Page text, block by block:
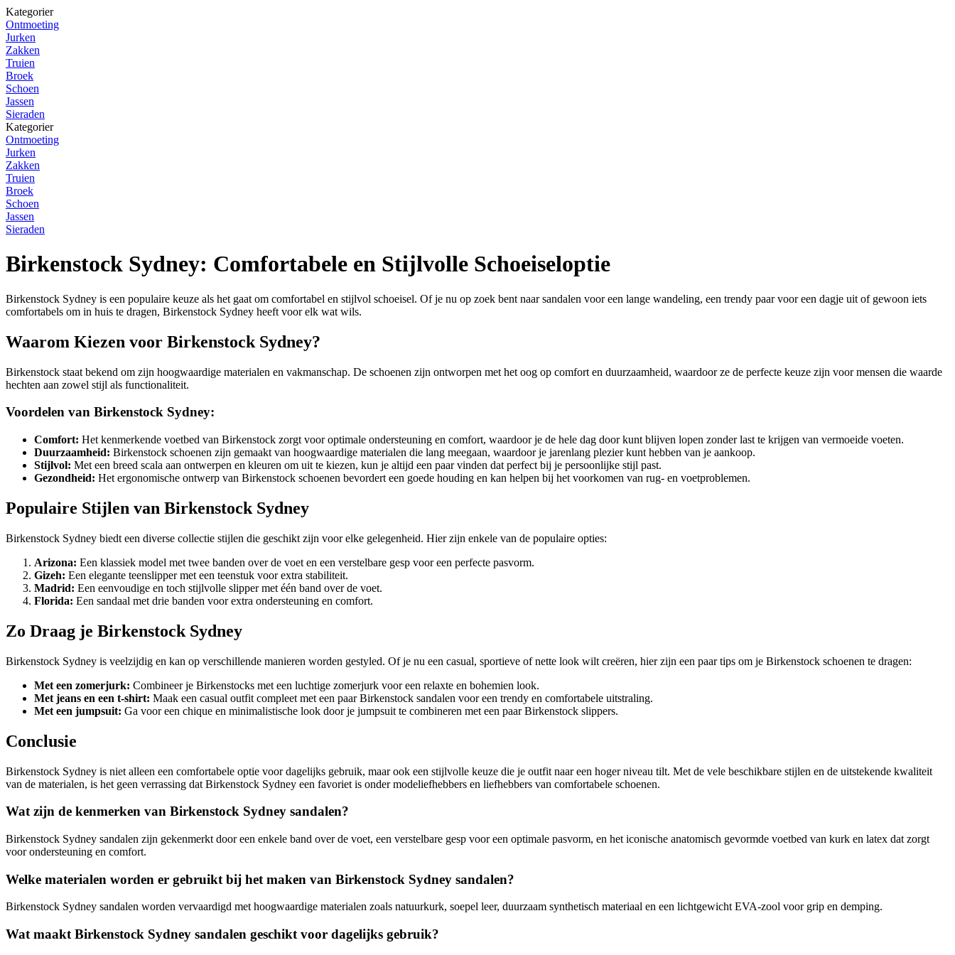
Kategorier
Ontmoeting
Jurken
Zakken
Truien
Broek
Schoen
Jassen
Sieraden
Kategorier
Ontmoeting
Jurken
Zakken
Truien
Broek
Schoen
Jassen
Sieraden
Birkenstock Sydney: Comfortabele en Stijlvolle Schoeiseloptie
Birkenstock Sydney is een populaire keuze als het gaat om comfortabel en stijlvol schoeisel. Of je nu op zoek bent naar sandalen voor een lange wandeling, een trendy paar voor een dagje uit of gewoon iets
comfortabels om in huis te dragen, Birkenstock Sydney heeft voor elk wat wils.
Waarom Kiezen voor Birkenstock Sydney?
Birkenstock staat bekend om zijn hoogwaardige materialen en vakmanschap. De schoenen zijn ontworpen met het oog op comfort en duurzaamheid, waardoor ze de perfecte keuze zijn voor mensen die waarde
hechten aan zowel stijl als functionaliteit.
Voordelen van Birkenstock Sydney:
Comfort: Het kenmerkende voetbed van Birkenstock zorgt voor optimale ondersteuning en comfort, waardoor je de hele dag door kunt blijven lopen zonder last te krijgen van vermoeide voeten.
Duurzaamheid: Birkenstock schoenen zijn gemaakt van hoogwaardige materialen die lang meegaan, waardoor je jarenlang plezier kunt hebben van je aankoop.
Stijlvol: Met een breed scala aan ontwerpen en kleuren om uit te kiezen, kun je altijd een paar vinden dat perfect bij je persoonlijke stijl past.
Gezondheid: Het ergonomische ontwerp van Birkenstock schoenen bevordert een goede houding en kan helpen bij het voorkomen van rug- en voetproblemen.
Populaire Stijlen van Birkenstock Sydney
Birkenstock Sydney biedt een diverse collectie stijlen die geschikt zijn voor elke gelegenheid. Hier zijn enkele van de populaire opties:
Arizona: Een klassiek model met twee banden over de voet en een verstelbare gesp voor een perfecte pasvorm.
Gizeh: Een elegante teenslipper met een teenstuk voor extra stabiliteit.
Madrid: Een eenvoudige en toch stijlvolle slipper met één band over de voet.
Florida: Een sandaal met drie banden voor extra ondersteuning en comfort.
Zo Draag je Birkenstock Sydney
Birkenstock Sydney is veelzijdig en kan op verschillende manieren worden gestyled. Of je nu een casual, sportieve of nette look wilt creëren, hier zijn een paar tips om je Birkenstock schoenen te dragen:
Met een zomerjurk: Combineer je Birkenstocks met een luchtige zomerjurk voor een relaxte en bohemien look.
Met jeans en een t-shirt: Maak een casual outfit compleet met een paar Birkenstock sandalen voor een trendy en comfortabele uitstraling.
Met een jumpsuit: Ga voor een chique en minimalistische look door je jumpsuit te combineren met een paar Birkenstock slippers.
Conclusie
Birkenstock Sydney is niet alleen een comfortabele optie voor dagelijks gebruik, maar ook een stijlvolle keuze die je outfit naar een hoger niveau tilt. Met de vele beschikbare stijlen en de uitstekende kwaliteit
van de materialen, is het geen verrassing dat Birkenstock Sydney een favoriet is onder modeliefhebbers en liefhebbers van comfortabele schoenen.
Wat zijn de kenmerken van Birkenstock Sydney sandalen?
Birkenstock Sydney sandalen zijn gekenmerkt door een enkele band over de voet, een verstelbare gesp voor een optimale pasvorm, en het iconische anatomisch gevormde voetbed van kurk en latex dat zorgt
voor ondersteuning en comfort.
Welke materialen worden er gebruikt bij het maken van Birkenstock Sydney sandalen?
Birkenstock Sydney sandalen worden vervaardigd met hoogwaardige materialen zoals natuurkurk, soepel leer, duurzaam synthetisch materiaal en een lichtgewicht EVA-zool voor grip en demping.
Wat maakt Birkenstock Sydney sandalen geschikt voor dagelijks gebruik?